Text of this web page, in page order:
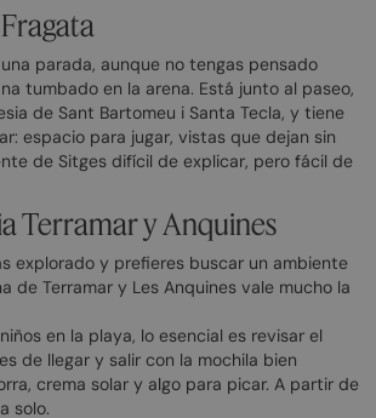
parada, aunque no tengas pensado
tumbado en la arena. Está junto al paseo,
de Sant Bartomeu i Santa Tecla, y tiene
espacio para jugar, vistas que dejan sin
de Sitges difícil de explicar, pero fácil de
Terramar y Anquines
explorado y prefieres buscar un ambiente
de Terramar y Les Anquines vale mucho la
en la playa, lo esencial es revisar el
de llegar y salir con la mochila bien
crema solar y algo para picar. A partir de
solo.